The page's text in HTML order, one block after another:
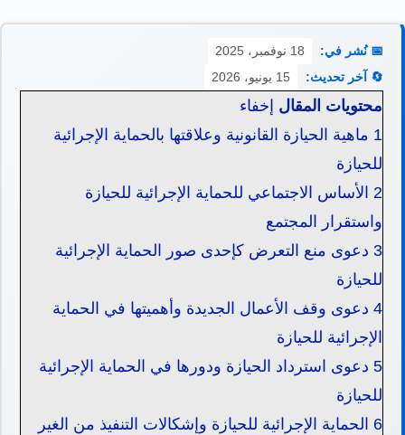
📅 نُشر في:
18 نوفمبر، 2025
🔄 آخر تحديث:
15 يونيو، 2026
محتويات المقال إخفاء
1 ماهية الحيازة القانونية وعلاقتها بالحماية الإجرائية
للحيازة
2 الأساس الاجتماعي للحماية الإجرائية للحيازة
واستقرار المجتمع
3 دعوى منع التعرض كإحدى صور الحماية الإجرائية
للحيازة
4 دعوى وقف الأعمال الجديدة وأهميتها في الحماية
الإجرائية للحيازة
5 دعوى استرداد الحيازة ودورها في الحماية الإجرائية
للحيازة
6 الحماية الإجرائية للحيازة وإشكالات التنفيذ من الغير